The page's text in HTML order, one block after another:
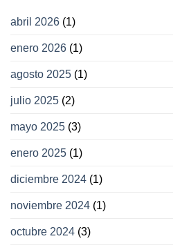
abril 2026 (1)
enero 2026 (1)
agosto 2025 (1)
julio 2025 (2)
mayo 2025 (3)
enero 2025 (1)
diciembre 2024 (1)
noviembre 2024 (1)
octubre 2024 (3)